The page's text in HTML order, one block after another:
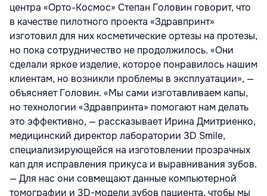
центра «Орто-Космос» Степан Головин говорит, что
в качестве пилотного проекта «Здравпринт»
изготовил для них косметические ортезы на протезы,
но пока сотрудничество не продолжилось. «Они
сделали яркое изделие, которое понравилось нашим
клиентам, но возникли проблемы в эксплуатации», —
объясняет Головин. «Мы сами изготавливаем капы,
но технологии «Здравпринта» помогают нам делать
это эффективно, — рассказывает Ирина Дмитриенко,
медицинский директор лаборатории 3D Smile,
специализирующейся на изготовлении прозрачных
кап для исправления прикуса и выравнивания зубов.
— Для нас они совмещают данные компьютерной
томографии и 3D-модели зубов пациента, чтобы мы